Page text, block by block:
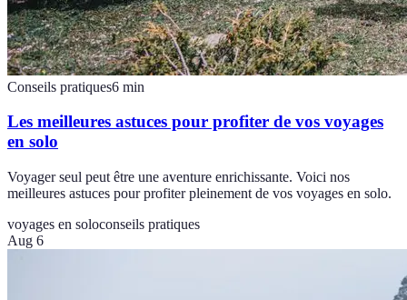
Conseils pratiques6 min
Les meilleures astuces pour profiter de vos voyages
en solo
Voyager seul peut être une aventure enrichissante. Voici nos
meilleures astuces pour profiter pleinement de vos voyages en solo.
voyages en soloconseils pratiques
Aug 6